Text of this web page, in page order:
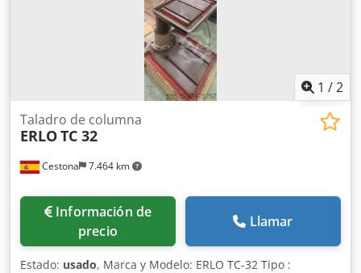
1 /2
Cestona 7.464 km
Taladro de columna
ERLOTC 32
Información de
precio
Llamar
Estado: usado, Marca y Modelo: ERLO TC-32 Tipo :